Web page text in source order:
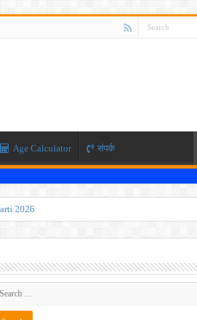
Age Calculator संपर्क
2026